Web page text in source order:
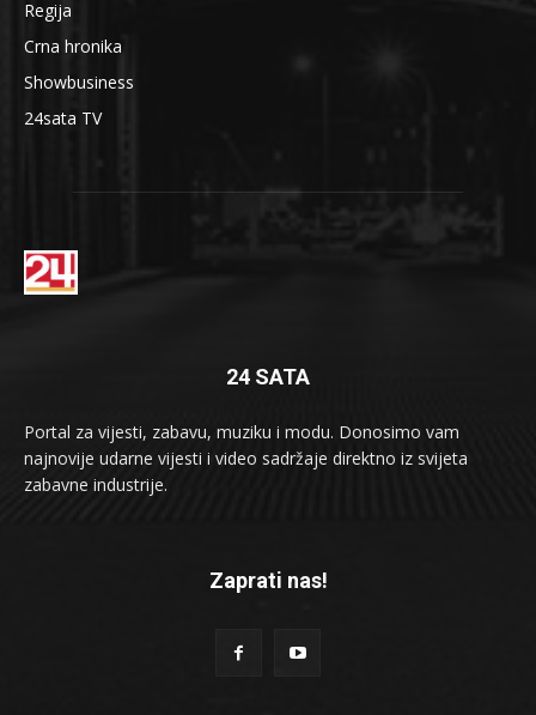
Regija
Crna hronika
Showbusiness
24sata TV
24 SATA
Portal za vijesti, zabavu, muziku i modu. Donosimo vam
najnovije udarne vijesti i video sadržaje direktno iz svijeta
zabavne industrije.
Zaprati nas!